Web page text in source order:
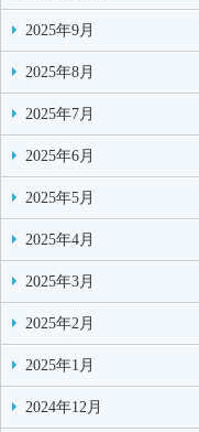
2025年9月
2025年8月
2025年7月
2025年6月
2025年5月
2025年4月
2025年3月
2025年2月
2025年1月
2024年12月